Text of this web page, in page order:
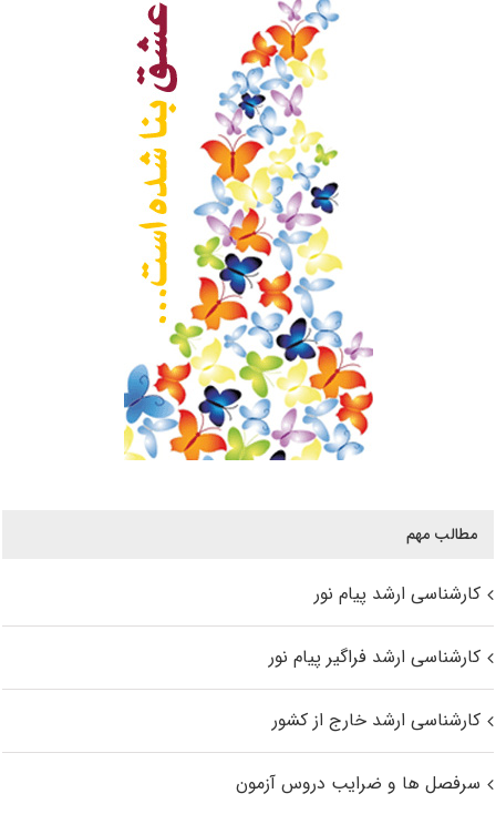
مطالب مهم
کارشناسی ارشد پیام نور
کارشناسی ارشد فراگیر پیام نور
کارشناسی ارشد خارج از کشور
سرفصل ها و ضرایب دروس آزمون